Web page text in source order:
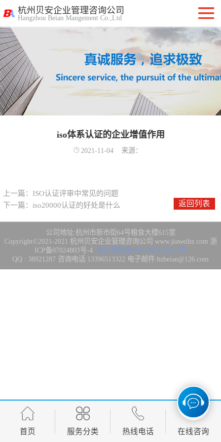
杭州贝安企业管理咨询公司
Hangzhou Beian Mangement Co.,Ltd
iso体系认证的企业增值作用
2021-11-04 来源：
上一篇： ISO认证评审中常见的问题
下一篇： iso20000认证的好处是什么 返回列表
公司地址:杭州市新市街64号粮食大楼615室
Copyright©2021-2021 杭州贝安企业管理咨询公司 www.jiaweihz.com 浙
ICP备07024803号-4 浙公网安备33010802014275号
QQ : 38921287 咨询电话:13396513322 电子邮件:hzbeian@126.com
首页 服务分类 热线电话 在线咨询
ISO9001质量管
理体系认证
ISO14001环境管
理体系认证
OHSAS18001职
业健康安全管理
ISO27001信息安
务标准咨询服务
计算机信息系统
集成3/4/5级
IATF16949管理